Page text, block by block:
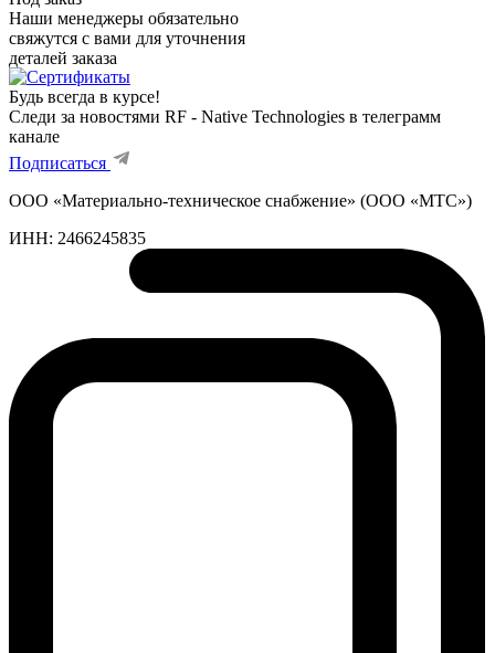
Наши менеджеры обязательно
свяжутся с вами для уточнения
деталей заказа
Будь всегда в курсе!
Следи за новостями RF - Native Technologies в телеграмм
канале
Подписаться
ООО «Материально-техническое снабжение» (ООО «МТС»)
ИНН: 2466245835